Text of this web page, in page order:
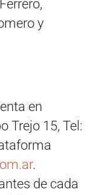
y
en
Trejo 15, Tel:
.
de cada